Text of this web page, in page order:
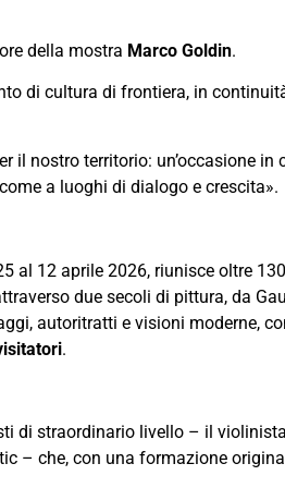
della mostra Marco Goldin.
di cultura di frontiera, in
il nostro territorio: un’occasione in
a luoghi di dialogo e crescita».
al 12 aprile 2026, riunisce oltre
due secoli di pittura, da
autoritratti e visioni moderne,
.
di straordinario livello – il
– che, con una formazione